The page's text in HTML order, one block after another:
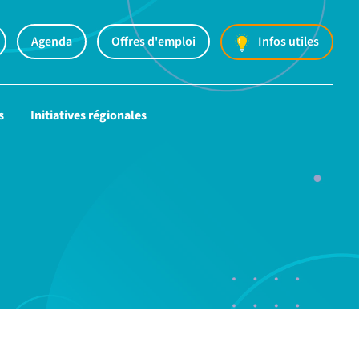
Agenda Offres d'emploi Infos utiles
Initiatives régionales